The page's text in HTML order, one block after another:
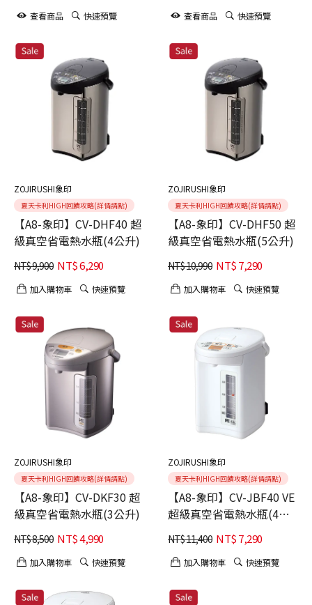
查看商品 快速預覽 查看商品 快速預覽
ZOJIRUSHI象印
夏天卡利HIGH回饋攻略(詳情請點)
【A8-象印】CV-DHF40 超
級真空省電熱水瓶(4公升)
NT$9,900 NT$6,290
加入購物車 快速預覽
ZOJIRUSHI象印
夏天卡利HIGH回饋攻略(詳情請點)
【A8-象印】CV-DHF50 超
級真空省電熱水瓶(5公升)
NT$10,990 NT$7,290
加入購物車 快速預覽
ZOJIRUSHI象印
夏天卡利HIGH回饋攻略(詳情請點)
【A8-象印】CV-DKF30 超
級真空省電熱水瓶(3公升)
NT$8,500 NT$4,990
加入購物車 快速預覽
ZOJIRUSHI象印
夏天卡利HIGH回饋攻略(詳情請點)
【A8-象印】CV-JBF40 VE
超級真空省電熱水瓶(4公
升)
NT$11,400 NT$7,290
加入購物車 快速預覽